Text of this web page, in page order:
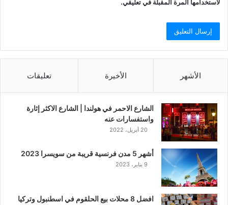
لاستخدامها المرة المقبلة في تعليقي.
الأشهر الأخيرة تعليقات
الشارع الاحمر في هولندا | الشارع الاكثر إثارة
واستفسارات عنه
20 أبريل، 2022
أشهر 5 مدن فرنسية قريبة من سويسرا 2023
9 يناير، 2023
افضل 8 محلات بيع الحلقوم في اسطنبول وتركيا